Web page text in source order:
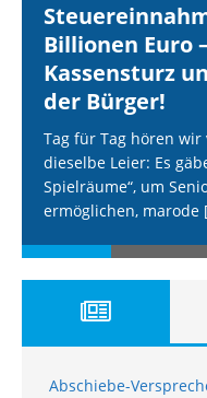
Billionen Euro
Kassensturz
der Bürger!
Tag für Tag hören
dieselbe Leier: Es
Spielräume“, um
ermöglichen, marode
Abschiebe-